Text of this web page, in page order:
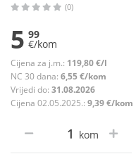
(0)
5 99
€/kom
Cijena za j.m.: 119,80 €/l
NC 30 dana: 6,55 €/kom
Vrijedi do: 31.08.2026
Cijena 02.05.2025.: 9,39 €/kom
kom